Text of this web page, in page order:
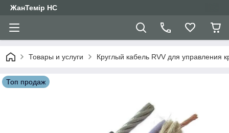
ЖанТемір НС
Товары и услуги Круглый кабель RVV для управления
Топ продаж